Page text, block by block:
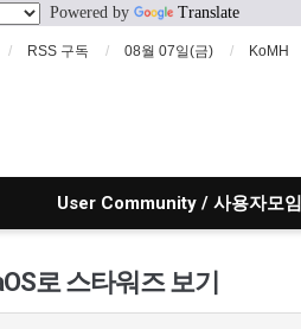
Powered by Translate
RSS 구독 08월 07일(금) KoMH
User Community / 사용자모임
로 스타워즈 보기